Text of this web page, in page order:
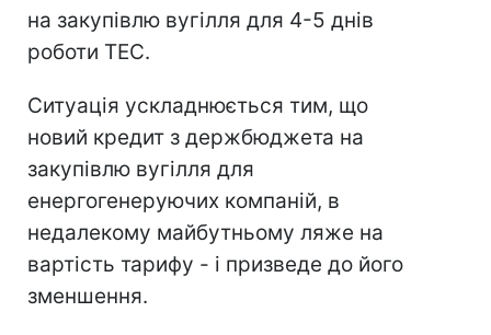
на закупівлю вугілля для 4-5 днів
роботи ТЕС.
Ситуація ускладнюється тим, що
новий кредит з держбюджета на
закупівлю вугілля для
енергогенеруючих компаній, в
недалекому майбутньому ляже на
вартість тарифу - і призведе до його
зменшення.